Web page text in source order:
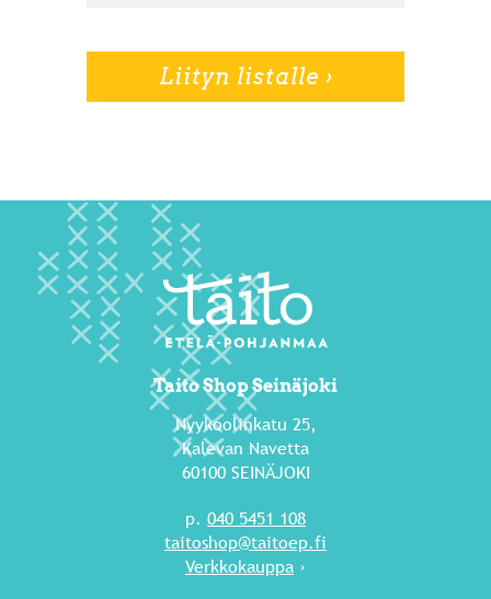
Taito Shop Seinäjoki
Nyykoolinkatu 25,
Kalevan Navetta
60100 SEINÄJOKI
p. 040 5451 108
taitoshop@taitoep.fi
Verkkokauppa ›